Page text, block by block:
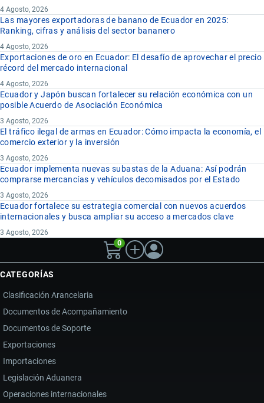
4 Agosto, 2026
Las mayores exportadoras de banano de Ecuador en 2025:
Ranking, cifras y análisis del sector bananero
4 Agosto, 2026
Exportaciones de oro en Ecuador: El desafío de aprovechar el precio
récord del mercado internacional
4 Agosto, 2026
Ecuador y Japón buscan fortalecer su relación económica con un
posible Acuerdo de Asociación Económica
3 Agosto, 2026
El tráfico ilegal de armas en Ecuador: Cómo impacta la economía, el
comercio exterior y la inversión
3 Agosto, 2026
Ecuador implementa nuevas subastas de la Aduana: Así podrán
comprarse mercancías y vehículos decomisados por el Estado
3 Agosto, 2026
Ecuador fortalece su estrategia comercial con nuevos acuerdos
internacionales y busca ampliar su acceso a mercados clave
3 Agosto, 2026
0
CATEGORÍAS
Clasificación Arancelaria
Documentos de Acompañamiento
Documentos de Soporte
Exportaciones
Importaciones
Legislación Aduanera
Operaciones internacionales